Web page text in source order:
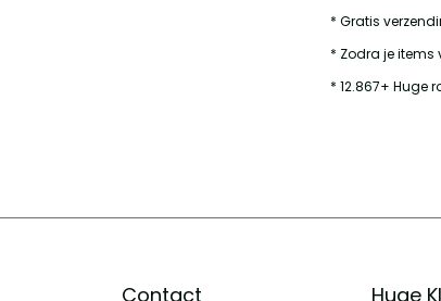
* Gratis
* Zodra je items
* 12.867+ Huge
Contact Huge